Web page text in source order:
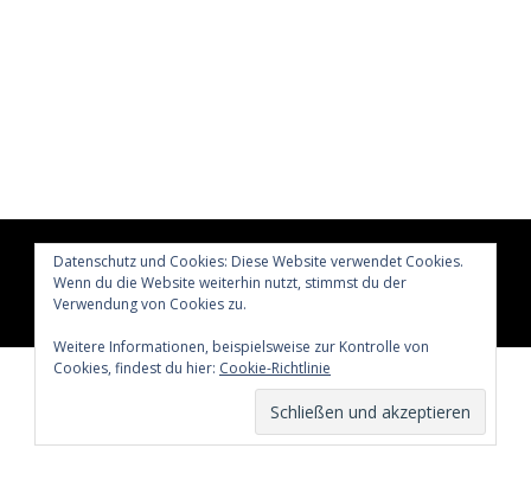
Datenschutz und Cookies: Diese Website verwendet Cookies.
Wenn du die Website weiterhin nutzt, stimmst du der
Verwendung von Cookies zu.
Weitere Informationen, beispielsweise zur Kontrolle von
Cookies, findest du hier: Cookie-Richtlinie
Copyright © 2026Glücklich märchenhaft lebenAll Rights
Reserved.
Catch Adaptive von